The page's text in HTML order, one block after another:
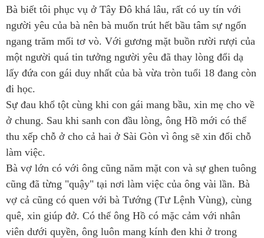
Bà biết tôi phục vụ ở Tây Đô khá lâu, rất có uy tín với
người yêu của bà nên bà muốn trút hết bầu tâm sự ngổn
ngang trăm mối tơ vò. Với gương mặt buồn rười rượi của
một người quá tin tưởng người yêu đã thay lòng đổi dạ
lấy đứa con gái duy nhất của bà vừa tròn tuổi 18 đang còn
đi học.
Sự đau khổ tột cùng khi con gái mang bầu, xin mẹ cho về
ở chung. Sau khi sanh con đầu lòng, ông Hồ mới có thể
thu xếp chỗ ở cho cả hai ở Sài Gòn vì ông sẽ xin đổi chỗ
làm việc.
Bà vợ lớn có với ông cũng năm mặt con và sự ghen tuông
cũng đã từng "quậy" tại nơi làm việc của ông vài lần. Bà
vợ cả cũng có quen với bà Tướng (Tư Lệnh Vùng), cùng
quê, xin giúp đở. Có thể ông Hồ có mặc cảm với nhân
viên dưới quyền, ông luôn mang kính đen khi ở trong